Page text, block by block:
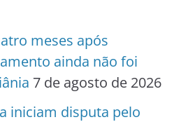
meses após
ainda não foi
7 de agosto de 2026
iniciam disputa pelo